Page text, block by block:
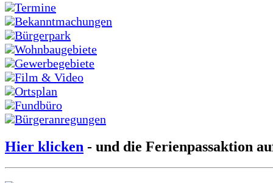
Termine
Bekanntmachungen
Bürgerpark
Wohnbaugebiete
Gewerbegebiete
Film & Video
Ortsplan
Fundbüro
Bürgeranregungen
Hier klicken - und die Ferienpassaktion